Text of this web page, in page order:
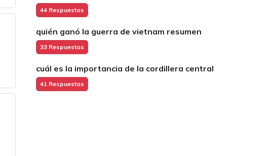
44 Respuestas
quién ganó la guerra de vietnam resumen
33 Respuestas
cuál es la importancia de la cordillera central
41 Respuestas